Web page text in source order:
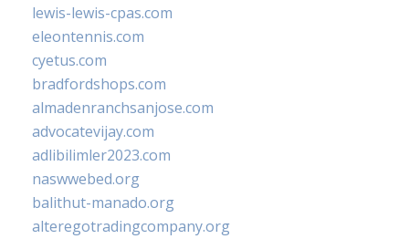
lewis-lewis-cpas.com
eleontennis.com
cyetus.com
bradfordshops.com
almadenranchsanjose.com
advocatevijay.com
adlibilimler2023.com
naswwebed.org
balithut-manado.org
alteregotradingcompany.org